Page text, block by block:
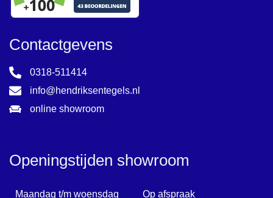
Contactgevens
0318-511414
info@hendriksentegels.nl
online showroom
Openingstijden showroom
Maandag t/m woensdag Op afspraak